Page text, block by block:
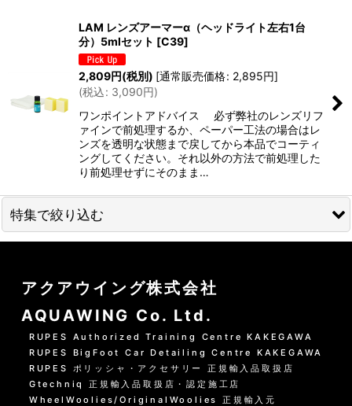
絞り込む
LAM レンズアーマーα（ヘッドライト左右1台
分）5mlセット [C39]
2,809円(税別) [通常販売価格: 2,895円]
(税込: 3,090円)
ワンポイントアドバイス 必ず弊社のレンズリフ
ァインで前処理するか、ペーパー工法の場合はレ
ンズを透明な状態まで戻してから本品でコーティ
ングしてください。それ以外の方法で前処理した
り前処理せずにそのまま…
特集で絞り込む
水洗いの方法
グリーンシャンプー洗車の方法
PHリフレッシュシャンプー洗車
黒い筋状の水垢・古い保護層
アクアウイング株式会社
AQUAWING Co. Ltd.
RUPES Authorized Training Centre KAKEGAWA
RUPES BigFoot Car Detailing Centre KAKEGAWA
RUPES ポリッシャ・アクセサリー 正規輸入品取扱店
Gtechniq 正規輸入品取扱店・認定施工店
WheelWoolies/OriginalWoolies 正規輸入元